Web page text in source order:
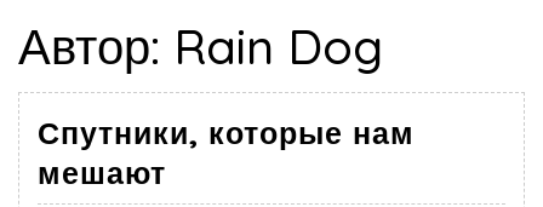
Автор: Rain Dog
Спутники, которые нам
мешают